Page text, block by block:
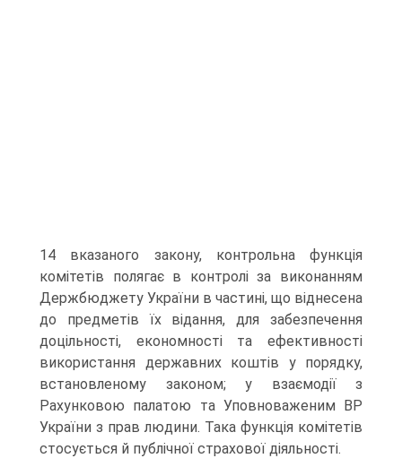
14 вказаного закону, контрольна функція
комітетів полягає в контролі за виконанням
Держбюджету України в частині, що віднесена
до предметів їх відання, для забезпечення
доцільності, економності та ефективності
викорис­тання державних коштів у порядку,
встановленому законом; у взаємодії з
Рахунковою палатою та Уповноваженим ВР
України з прав людини. Така функція комітетів
стосується й публічної страхової діяльності.